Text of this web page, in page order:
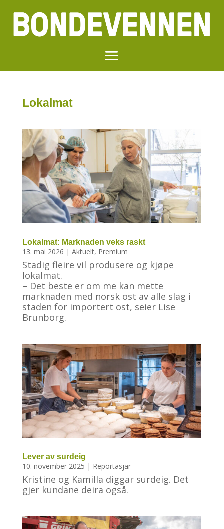
Lokalmat
Lokalmat: Marknaden veks raskt
13. mai 2026 | Aktuelt, Premium
Stadig fleire vil produsere og kjøpe
lokalmat.
– Det beste er om me kan mette
marknaden med norsk ost av alle slag i
staden for importert ost, seier Lise
Brunborg.
Lever av surdeig
10. november 2025 | Reportasjar
Kristine og Kamilla diggar surdeig. Det
gjer kundane deira også.